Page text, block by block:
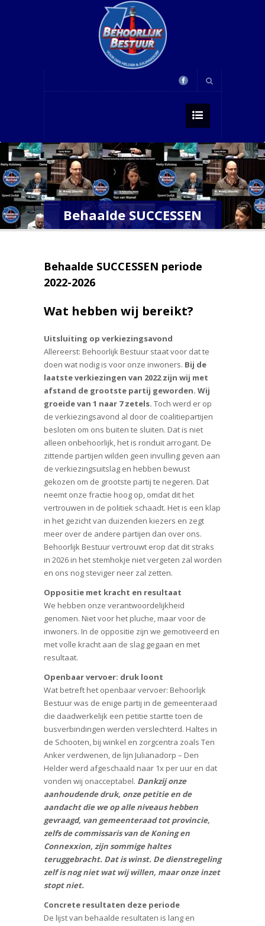
Behaalde SUCCESSEN
Behaalde SUCCESSEN periode
2022-2026
Wat hebben wij bereikt?
Uitsluiting op verkiezingsavond
Allereerst: Behoorlijk Bestuur staat voor dat te
doen wat nodig is voor onze inwoners. Bij de
laatste verkiezingen van 2022 zijn wij met
afstand de grootste partij geworden. Wij
groeide van 1 naar 7 zetels. Toch werd er op
de verkiezingsavond al door de coalitiepartijen
besloten om ons buiten te sluiten. Dat is niet
alleen onbehoorlijk, het is ronduit arrogant. De
zittende partijen wilden geen invulling geven aan
de verkiezingsuitslag en hebben bewust
gekozen om de grootste partij te negeren. Dat
neemt onze fractie hoog op, omdat dit het
vertrouwen in de politiek schaadt. Het is een klap
in het gezicht van duizenden kiezers en zegt
meer over de andere partijen dan over ons.
Behoorlijk Bestuur vertrouwt erop dat dit straks
in 2026 in het stemhokje niet vergeten zal worden
en ons nog steviger neer zal zetten.
Oppositie met kracht en resultaat
We hebben onze verantwoordelijkheid
genomen. Niet voor het pluche, maar voor de
inwoners. In de oppositie zijn we gemotiveerd en
met volle kracht aan de slag gegaan en met
resultaat.
Openbaar vervoer: druk loont
Wat betreft het openbaar vervoer: Behoorlijk
Bestuur was de enige partij in de gemeenteraad
die daadwerkelijk een petitie startte toen de
busverbindingen werden verslechterd. Haltes in
de Schooten, bij winkel en zorgcentra zoals Ten
Anker verdwenen, de lijn Julianadorp – Den
Helder werd afgeschaald naar 1x per uur en dat
vonden wij onacceptabel. Dankzij onze
aanhoudende druk, onze petitie en de
aandacht die we op alle niveaus hebben
gevraagd, van gemeenteraad tot provincie,
zelfs de commissaris van de Koning en
Connexxion, zijn sommige haltes
teruggebracht. Dat is winst. De dienstregeling
zelf is nog niet wat wij willen, maar onze inzet
stopt niet.
Concrete resultaten deze periode
De lijst van behaalde resultaten is lang en